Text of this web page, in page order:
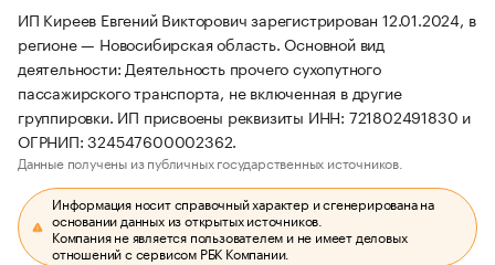
ИП Киреев Евгений Викторович зарегистрирован 12.01.2024, в
регионе — Новосибирская область. Основной вид
деятельности: Деятельность прочего сухопутного
пассажирского транспорта, не включенная в другие
группировки. ИП присвоены реквизиты ИНН: 721802491830 и
ОГРНИП: 324547600002362.
Данные получены из публичных государственных источников.
Информация носит справочный характер и сгенерирована на
основании данных из открытых источников.
Компания не является пользователем и не имеет деловых
отношений с сервисом РБК Компании.